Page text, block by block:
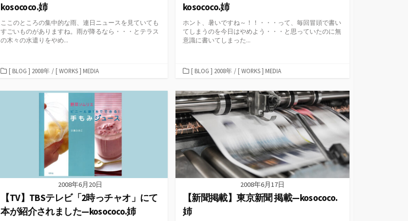
kosococo.姉
ここのところの集中的な雨、連日ニュースを見ていても
すごいものがありますね。雨が降るなら・・・とテラス
の木々の水遣りをやめ...
カ
ゴ
[ BLOG ] 2008年 / [ WORKS ] MEDIA
kosococo.姉
ホント、暑いですね～！！・・・って、毎回冒頭で書い
てしまうのを今日はやめよう・・・と思っていたのに無
意識に書いてしまった...
カ
ゴ
リ
ー
[ BLOG ] 2008年 / [ WORKS ] MEDIA
2008年6月20日
【TV】TBSテレビ「2時っチャオ」にて
本が紹介されました—kosococo.姉
2008年6月17日
【新聞掲載】東京新聞 掲載—kosococo.
姉